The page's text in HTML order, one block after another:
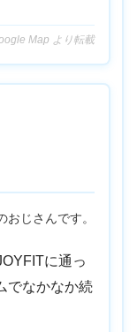
Map より転載
じさんです。
に通っ
でなかなか続